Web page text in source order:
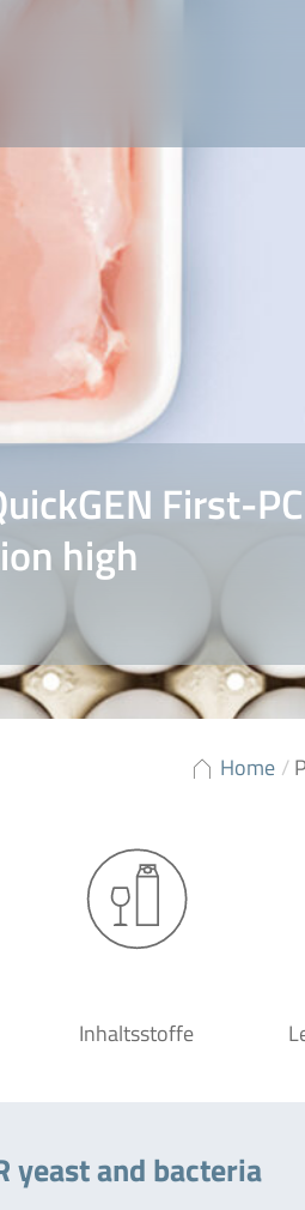
First-
high
Home /
Inhaltsstoffe
yeast and bacteria